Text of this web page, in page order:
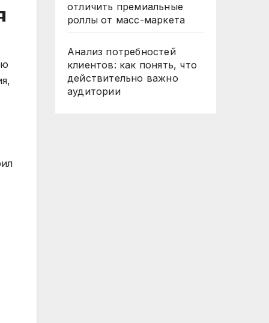
отличить премиальные
роллы от масс-маркета
Анализ потребностей
клиентов: как понять, что
действительно важно
аудитории